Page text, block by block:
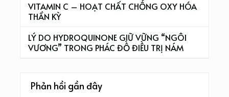
VITAMIN C – HOẠT CHẤT CHỐNG OXY HÓA
THẦN KỲ
LÝ DO HYDROQUINONE GIỮ VỮNG “NGÔI
VƯƠNG” TRONG PHÁC ĐỒ ĐIỀU TRỊ NÁM
Phản hồi gần đây